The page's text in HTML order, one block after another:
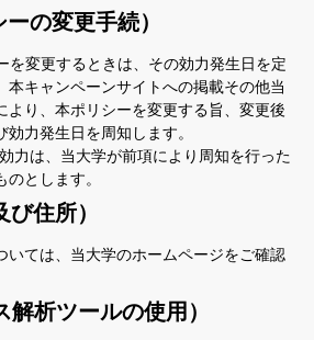
の変更手続）
を変更するときは、その効力発生日を定
本キャンペーンサイトへの掲載その他当
より、本ポリシーを変更する旨、変更後
力発生日を周知します。
力は、当大学が前項により周知を行った
とします。
住所）
いては、当大学のホームページをご確認
析ツールの使用）